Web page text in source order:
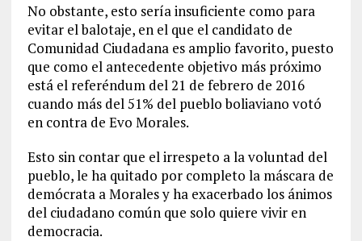
No obstante, esto sería insuficiente como para
evitar el balotaje, en el que el candidato de
Comunidad Ciudadana es amplio favorito, puesto
que como el antecedente objetivo más próximo
está el referéndum del 21 de febrero de 2016
cuando más del 51% del pueblo boliaviano votó
en contra de Evo Morales.
Esto sin contar que el irrespeto a la voluntad del
pueblo, le ha quitado por completo la máscara de
demócrata a Morales y ha exacerbado los ánimos
del ciudadano común que solo quiere vivir en
democracia.